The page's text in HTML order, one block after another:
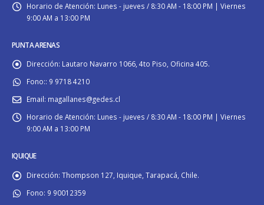
Horario de Atención: Lunes - jueves / 8:30 AM - 18:00 PM | Viernes
9:00 AM a 13:00 PM
PUNTA ARENAS
Dirección: Lautaro Navarro 1066, 4to Piso, Oficina 405.
Fono:: 9 9718 4210
Email: magallanes@gedes.cl
Horario de Atención: Lunes - jueves / 8:30 AM - 18:00 PM | Viernes
9:00 AM a 13:00 PM
IQUIQUE
Dirección: Thompson 127, Iquique, Tarapacá, Chile.
Fono: 9 90012359